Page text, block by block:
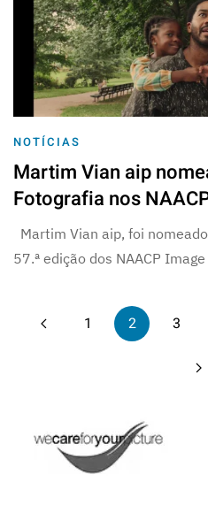
NOTÍCIAS
Martim Vian aip
Fotografia nos
Martim Vian aip, foi
57.ª edição dos NAACP Image
1 2 3